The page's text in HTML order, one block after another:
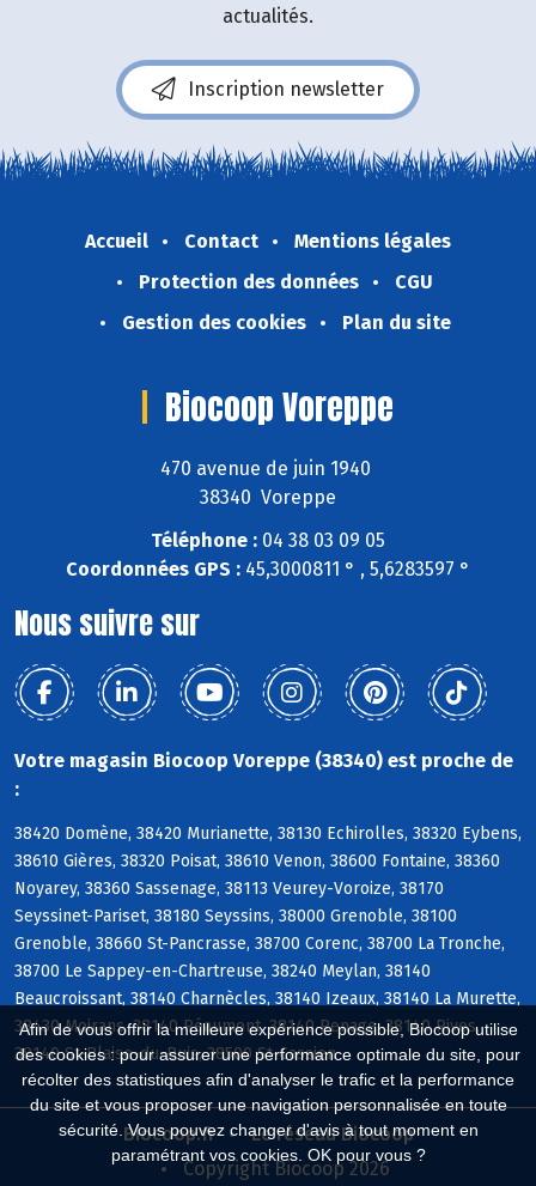
Afin de vous offrir la meilleure expérience possible, Biocoop utilise
des cookies : pour assurer une performance optimale du site, pour
récolter des statistiques afin d'analyser le trafic et la performance
du site et vous proposer une navigation personnalisée en toute
sécurité. Vous pouvez changer d'avis à tout moment en
paramétrant vos cookies. OK pour vous ?
actualités.
Inscription newsletter
Accueil Contact
Mentions légales
Protection des données
CGU
Gestion des cookies
Plan du site
Biocoop Voreppe
470 avenue de juin 1940
38340 Voreppe
Téléphone : 04 38 03 09 05
Coordonnées GPS : 45,3000811 ° , 5,6283597 °
Nous suivre sur
Votre magasin Biocoop Voreppe (38340) est proche de
:
38420 Domène, 38420 Murianette, 38130 Echirolles, 38320 Eybens,
38610 Gières, 38320 Poisat, 38610 Venon, 38600 Fontaine, 38360
Noyarey, 38360 Sassenage, 38113 Veurey-Voroize, 38170
Seyssinet-Pariset, 38180 Seyssins, 38000 Grenoble, 38100
Grenoble, 38660 St-Pancrasse, 38700 Corenc, 38700 La Tronche,
38700 Le Sappey-en-Chartreuse, 38240 Meylan, 38140
Beaucroissant, 38140 Charnècles, 38140 Izeaux, 38140 La Murette,
38430 Moirans, 38140 Réaumont, 38140 Renage, 38140 Rives,
38140 St-Blaise-du-Buis, 38500 St-Cassien
Biocoop.fr
Le réseau Biocoop
Copyright Biocoop 2026